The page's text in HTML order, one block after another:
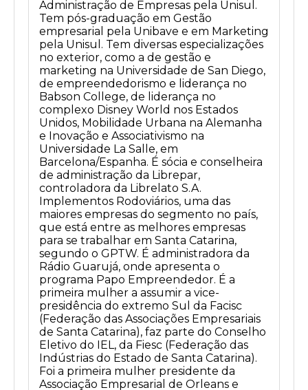
Administração de Empresas pela Unisul.
Tem pós-graduação em Gestão
empresarial pela Unibave e em Marketing
pela Unisul. Tem diversas especializações
no exterior, como a de gestão e
marketing na Universidade de San Diego,
de empreendedorismo e liderança no
Babson College, de liderança no
complexo Disney World nos Estados
Unidos, Mobilidade Urbana na Alemanha
e Inovação e Associativismo na
Universidade La Salle, em
Barcelona/Espanha. É sócia e conselheira
de administração da Librepar,
controladora da Librelato S.A.
Implementos Rodoviários, uma das
maiores empresas do segmento no país,
que está entre as melhores empresas
para se trabalhar em Santa Catarina,
segundo o GPTW. É administradora da
Rádio Guarujá, onde apresenta o
programa Papo Empreendedor. É a
primeira mulher a assumir a vice-
presidência do extremo Sul da Facisc
(Federação das Associações Empresariais
de Santa Catarina), faz parte do Conselho
Eletivo do IEL, da Fiesc (Federação das
Indústrias do Estado de Santa Catarina).
Foi a primeira mulher presidente da
Associação Empresarial de Orleans e